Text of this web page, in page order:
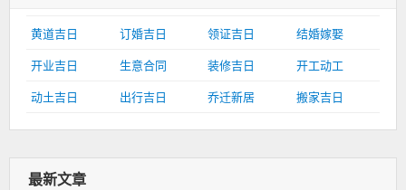
黄道吉日 订婚吉日 领证吉日
结婚嫁娶
开业吉日
生意合同 装修吉日
开工动工
动土吉日
出行吉日 乔迁新居 搬家吉日
最新文章